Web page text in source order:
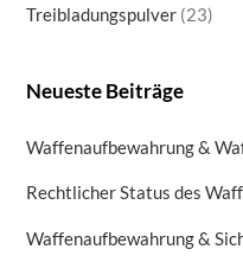
Treibladungspulver 2323
Neueste Beiträge
Waffenaufbewahrung &
Rechtlicher Status des
Waffenaufbewahrung &